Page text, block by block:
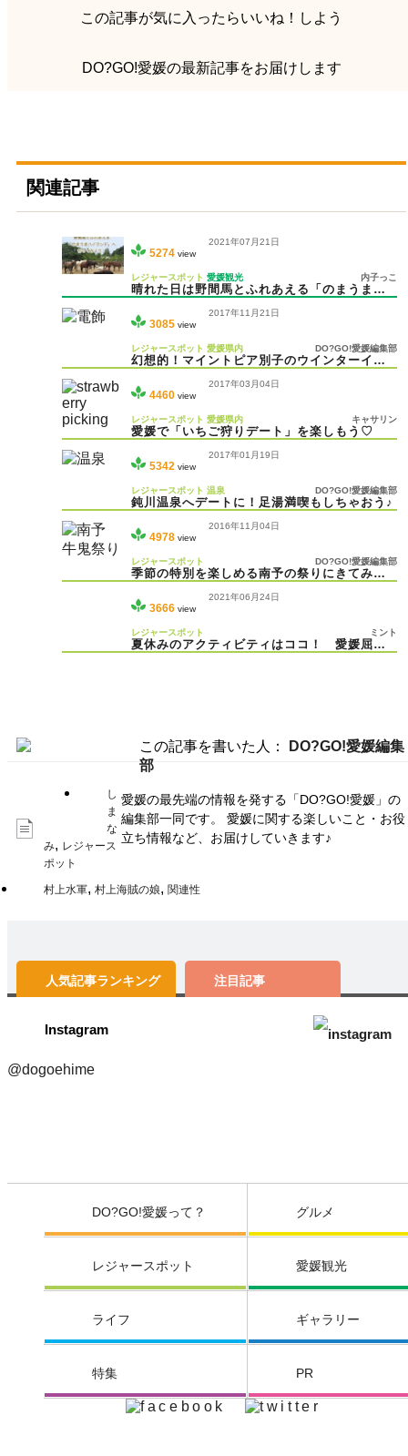
この記事が気に入ったらいいね！しよう
DO?GO!愛媛の最新記事をお届けします
関連記事
5274 view
2021年07月21日
晴れた日は野間馬とふれあえる「のまうまハ
レジャースポット 愛媛観光 内子っこ
3085 view
2017年11月21日
幻想的！マイントピア別子のウインターイル
レジャースポット 愛媛県内 DO?GO!愛媛編集部
4460 view
2017年03月04日
愛媛で「いちご狩りデート」を楽しもう♡
レジャースポット 愛媛県内 キャサリン
5342 view
2017年01月19日
鈍川温泉へデートに！足湯満喫もしちゃおう♪
レジャースポット 温泉 DO?GO!愛媛編集部
4978 view
2016年11月04日
季節の特別を楽しめる南予の祭りにきてみぃ
レジャースポット DO?GO!愛媛編集部
3666 view
2021年06月24日
夏休みのアクティビティはココ！ 愛媛屈指
レジャースポット ミント
この記事を書いた人：
DO?GO!愛媛編集
部
愛媛の最先端の情報を発する「DO?GO!愛媛」の
編集部一同です。 愛媛に関する楽しいこと・お役
立ち情報など、お届けしていきます♪
し
ま
な
み, レジャース
ポット
村上水軍, 村上海賊の娘, 関連性
人気記事ランキング 注目記事
Instagram
@dogoehime
DO?GO!愛媛って？ グルメ
レジャースポット 愛媛観光
ライフ ギャラリー
特集 PR